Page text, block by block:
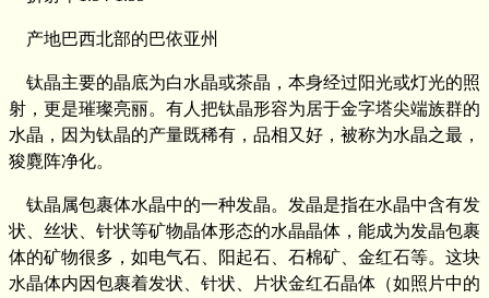
产地巴西北部的巴依亚州
钛晶主要的晶底为白水晶或茶晶，本身经过阳光或灯光的照
射，更是璀璨亮丽。有人把钛晶形容为居于金字塔尖端族群的
水晶，因为钛晶的产量既稀有，品相又好，被称为水晶之最，
狻麑阵净化。
钛晶属包裹体水晶中的一种发晶。发晶是指在水晶中含有发
状、丝状、针状等矿物晶体形态的水晶晶体，能成为发晶包裹
体的矿物很多，如电气石、阳起石、石棉矿、金红石等。这块
水晶体内因包裹着发状、针状、片状金红石晶体（如照片中的